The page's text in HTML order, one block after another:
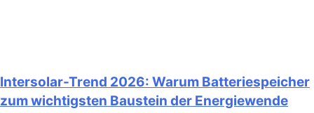
Intersolar-Trend 2026: Warum Batteriespeicher
zum wichtigsten Baustein der Energiewende